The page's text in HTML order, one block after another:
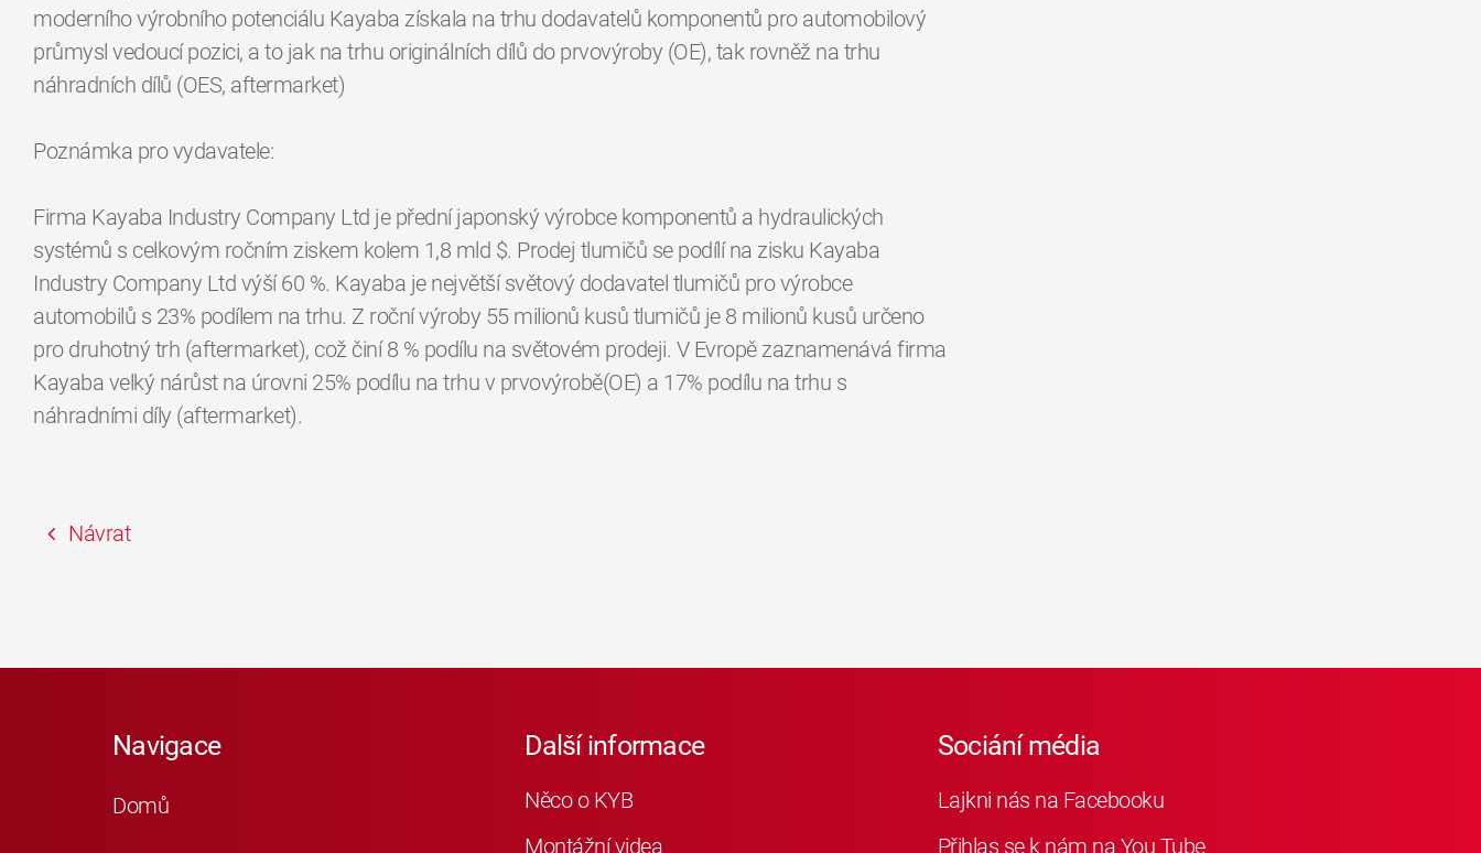
moderního výrobního potenciálu Kayaba získala na trhu dodavatelů komponentů pro automobilový
průmysl vedoucí pozici, a to jak na trhu originálních dílů do prvovýroby (OE), tak rovněž na trhu
náhradních dílů (OES, aftermarket)
Poznámka pro vydavatele:
Firma Kayaba Industry Company Ltd je přední japonský výrobce komponentů a hydraulických
systémů s celkovým ročním ziskem kolem 1,8 mld $. Prodej tlumičů se podílí na zisku Kayaba
Industry Company Ltd výší 60 %. Kayaba je největší světový dodavatel tlumičů pro výrobce
automobilů s 23% podílem na trhu. Z roční výroby 55 milionů kusů tlumičů je 8 milionů kusů určeno
pro druhotný trh (aftermarket), což činí 8 % podílu na světovém prodeji. V Evropě zaznamenává firma
Kayaba velký nárůst na úrovni 25% podílu na trhu v prvovýrobě(OE) a 17% podílu na trhu s
náhradními díly (aftermarket).
Návrat
Navigace
Domů
Další informace
Něco o KYB
Montážní videa
Sociání média
Lajkni nás na Facebooku
Přihlas se k nám na You Tube